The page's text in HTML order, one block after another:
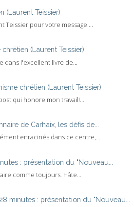
(Laurent Teissier)
Teissier pour votre message....
chrétien (Laurent Teissier)
l'excellent livre de...
chrétien (Laurent Teissier)
qui honore mon travail!...
de Carhaix, les défis de...
enracinés dans ce centre,...
: présentation du "Nouveau...
comme toujours. Hâte...
minutes : présentation du "Nouveau...